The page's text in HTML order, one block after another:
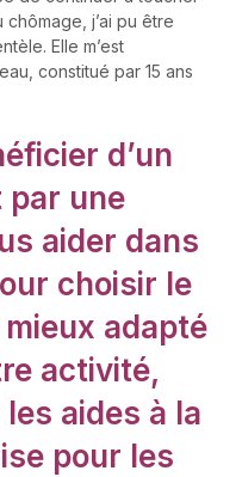
j’ai pu être
Elle m’est
constitué par 15 ans
d’un
par une
aider dans
choisir le
adapté
activité,
aides à la
pour les